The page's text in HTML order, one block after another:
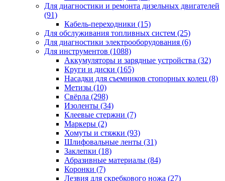
Для диагностики и ремонта дизельных двигателей
(91)
Кабель-переходники (15)
Для обслуживания топливных систем (25)
Для диагностики электрооборудования (6)
Для инструментов (1088)
Аккумуляторы и зарядные устройства (32)
Круги и диски (165)
Насадки для съемников стопорных колец (8)
Метизы (10)
Свёрла (298)
Изоленты (34)
Клеевые стержни (7)
Маркеры (2)
Хомуты и стяжки (93)
Шлифовальные ленты (31)
Заклепки (18)
Абразивные материалы (84)
Коронки (7)
Лезвия для скребкового ножа (27)